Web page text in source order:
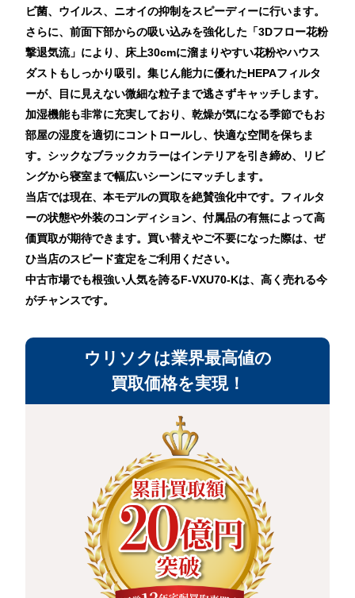
ビ菌、ウイルス、ニオイの抑制をスピーディーに行います。
さらに、前面下部からの吸い込みを強化した「3Dフロー花粉
撃退気流」により、床上30cmに溜まりやすい花粉やハウス
ダストもしっかり吸引。集じん能力に優れたHEPAフィルタ
ーが、目に見えない微細な粒子まで逃さずキャッチします。
加湿機能も非常に充実しており、乾燥が気になる季節でもお
部屋の湿度を適切にコントロールし、快適な空間を保ちま
す。シックなブラックカラーはインテリアを引き締め、リビ
ングから寝室まで幅広いシーンにマッチします。
当店では現在、本モデルの買取を絶賛強化中です。フィルタ
ーの状態や外装のコンディション、付属品の有無によって高
価買取が期待できます。買い替えやご不要になった際は、ぜ
ひ当店のスピード査定をご利用ください。
中古市場でも根強い人気を誇るF-VXU70-Kは、高く売れる今
がチャンスです。
ウリソクは業界最高値の
買取価格を実現！